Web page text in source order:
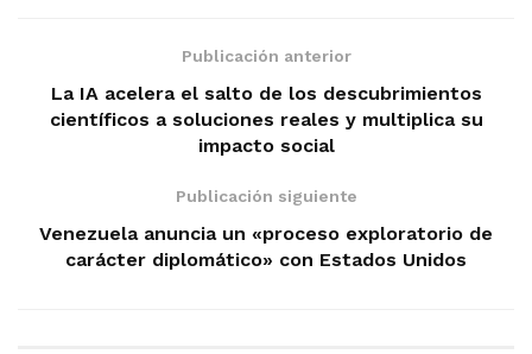
Publicación anterior
La IA acelera el salto de los descubrimientos
científicos a soluciones reales y multiplica su
impacto social
Publicación siguiente
Venezuela anuncia un «proceso exploratorio de
carácter diplomático» con Estados Unidos